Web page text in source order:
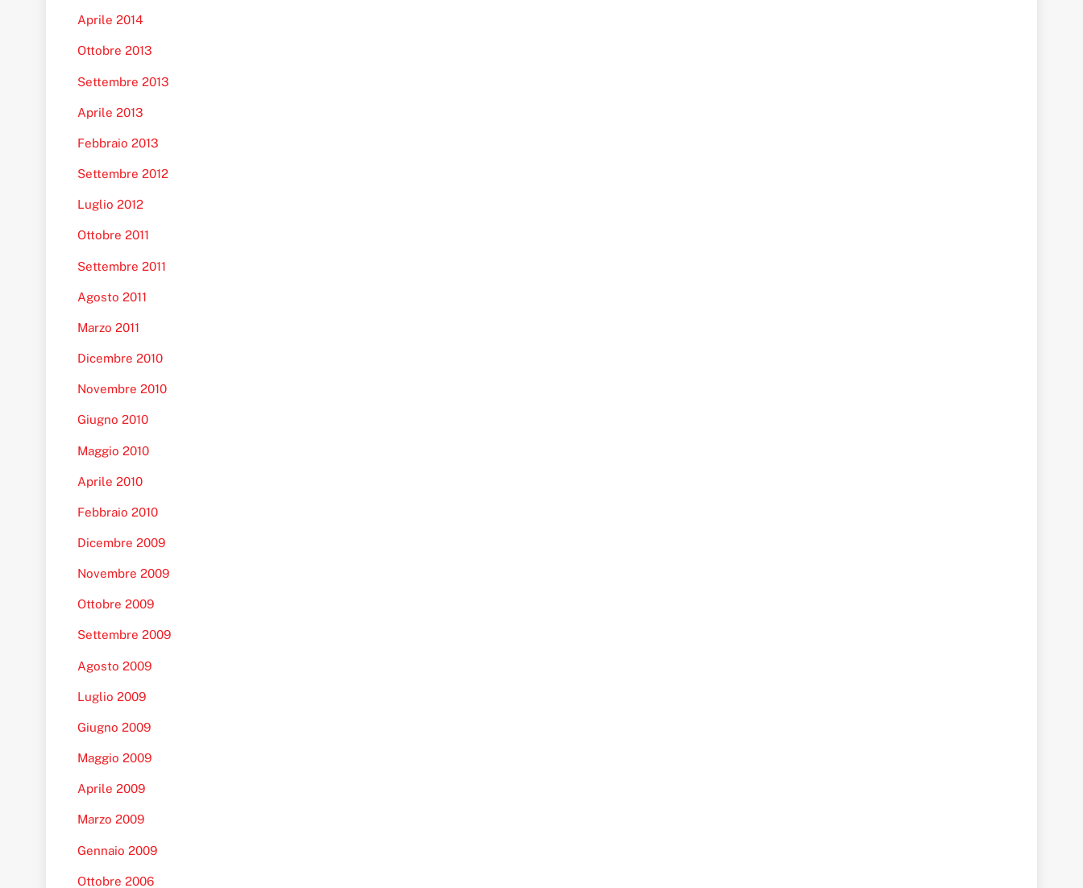
Aprile 2014
Ottobre 2013
Settembre 2013
Aprile 2013
Febbraio 2013
Settembre 2012
Luglio 2012
Ottobre 2011
Settembre 2011
Agosto 2011
Marzo 2011
Dicembre 2010
Novembre 2010
Giugno 2010
Maggio 2010
Aprile 2010
Febbraio 2010
Dicembre 2009
Novembre 2009
Ottobre 2009
Settembre 2009
Agosto 2009
Luglio 2009
Giugno 2009
Maggio 2009
Aprile 2009
Marzo 2009
Gennaio 2009
Ottobre 2006